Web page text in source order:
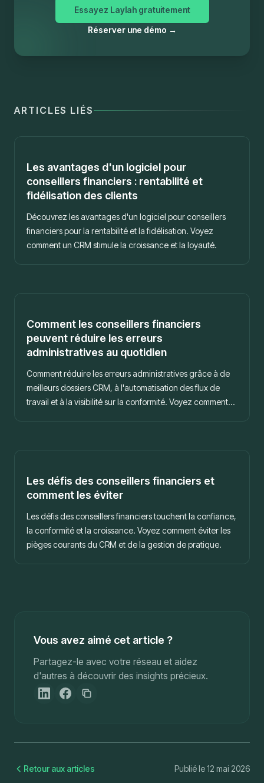
Essayez Laylah gratuitement
Réserver une démo →
ARTICLES LIÉS
Bonnes pratiques
Les avantages d'un logiciel pour
conseillers financiers : rentabilité et
fidélisation des clients
Découvrez les avantages d'un logiciel pour conseillers
financiers pour la rentabilité et la fidélisation. Voyez
comment un CRM stimule la croissance et la loyauté.
Bonnes pratiques
Comment les conseillers financiers
peuvent réduire les erreurs
administratives au quotidien
Comment réduire les erreurs administratives grâce à de
meilleurs dossiers CRM, à l'automatisation des flux de
travail et à la visibilité sur la conformité. Voyez comment
Bonnes pratiques
Les défis des conseillers financiers et
comment les éviter
Les défis des conseillers financiers touchent la confiance,
la conformité et la croissance. Voyez comment éviter les
pièges courants du CRM et de la gestion de pratique.
Vous avez aimé cet article ?
Partagez-le avec votre réseau et aidez
d'autres à découvrir des insights précieux.
Retour aux articles Publié le12 mai 2026